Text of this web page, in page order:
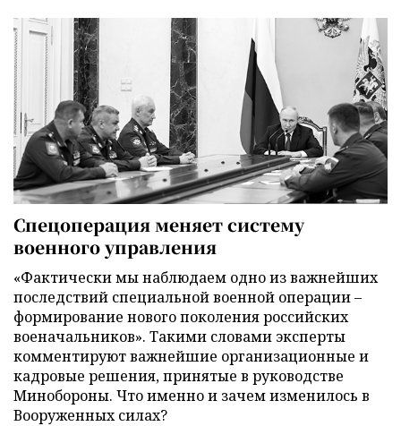
Спецоперация меняет систему
военного управления
«Фактически мы наблюдаем одно из важнейших
последствий специальной военной операции –
формирование нового поколения российских
военачальников». Такими словами эксперты
комментируют важнейшие организационные и
кадровые решения, принятые в руководстве
Минобороны. Что именно и зачем изменилось в
Вооруженных силах?